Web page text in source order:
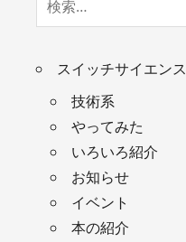
スイッチサイエンス
技術系
やってみた
いろいろ紹介
お知らせ
イベント
本の紹介